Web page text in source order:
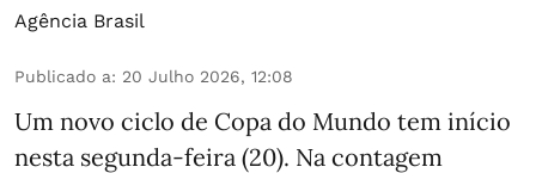
Agência Brasil
Publicado a: 20 Julho 2026, 12:08
Um novo ciclo de Copa do Mundo tem início
nesta segunda-feira (20). Na contagem